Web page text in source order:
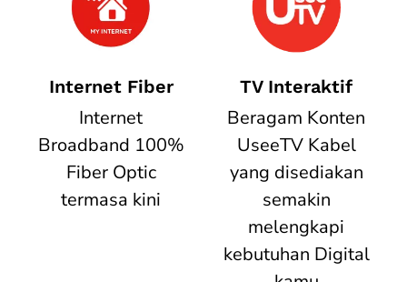
Internet Fiber
Internet
Broadband 100%
Fiber Optic
termasa kini
TV Interaktif
Beragam Konten
UseeTV Kabel
yang disediakan
semakin
melengkapi
kebutuhan Digital